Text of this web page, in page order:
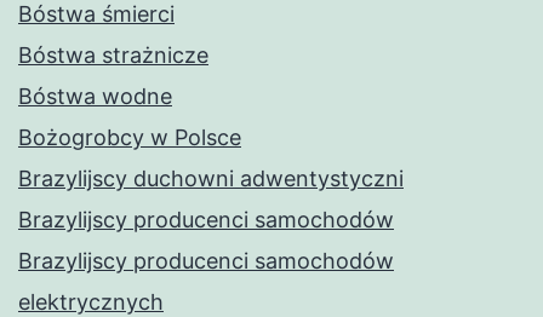
Bóstwa śmierci
Bóstwa strażnicze
Bóstwa wodne
Bożogrobcy w Polsce
Brazylijscy duchowni adwentystyczni
Brazylijscy producenci samochodów
Brazylijscy producenci samochodów
elektrycznych